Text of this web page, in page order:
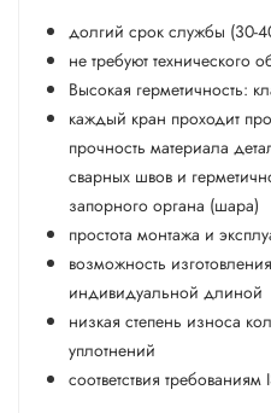
долгий срок службы (30-
не требуют технического
Высокая герметичность:
каждый кран проходит
прочность материала
сварных швов и
запорного органа (шара)
простота монтажа и
возможность
индивидуальной длиной
низкая степень износа
уплотнений
соответствия